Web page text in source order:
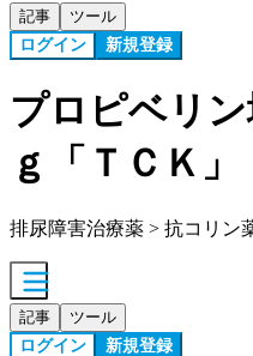
記事 ツール
ログイン 新規登録
プロピベリ
ｇ「ＴＣＫ」
排尿障害治療薬 > 抗コリン
記事 ツール
ログイン 新規登録